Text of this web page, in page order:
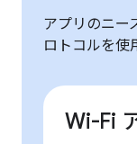
アプリのニー
ロトコルを使
Wi-Fi